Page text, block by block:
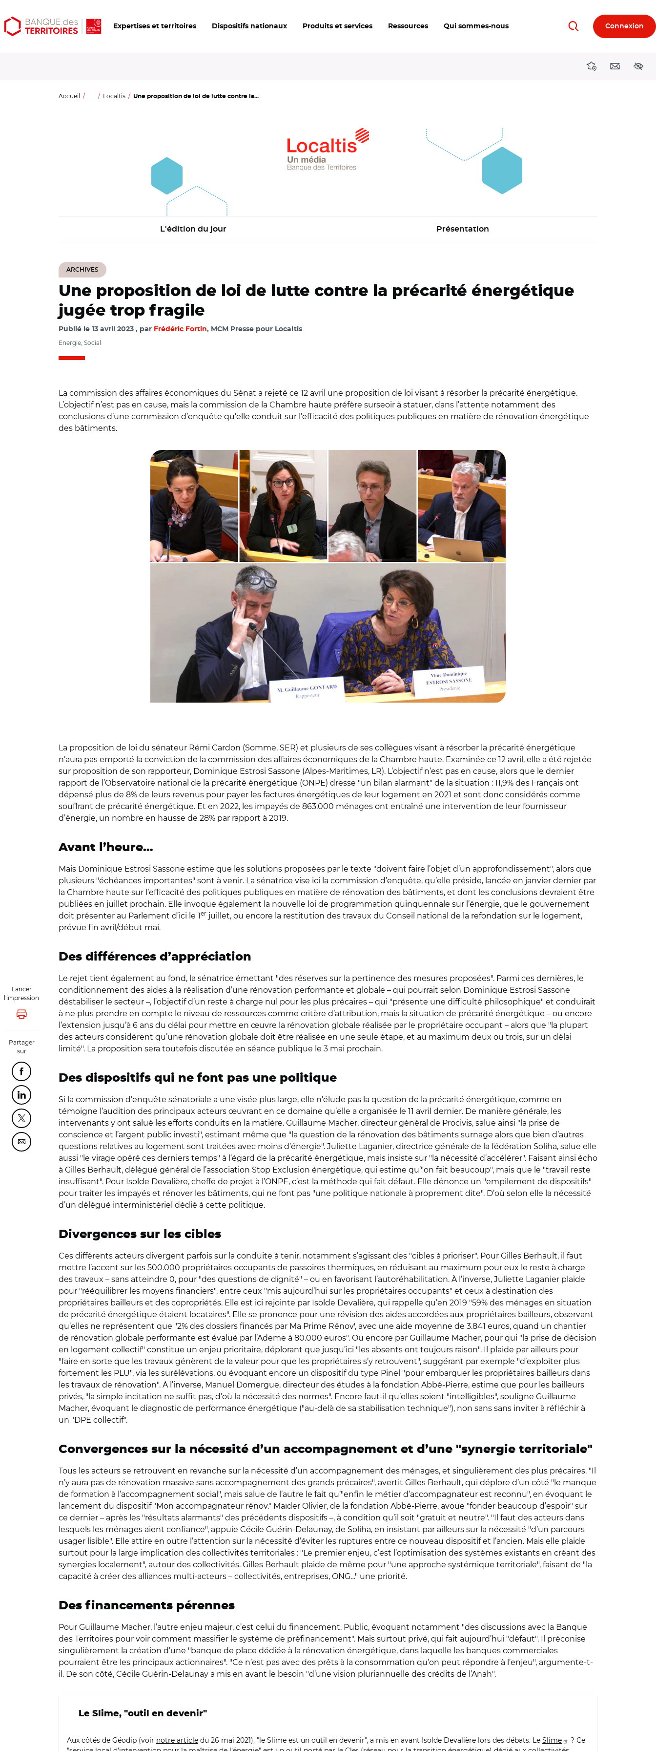
Aller
au
Aller
au
Ouvrir
les
Expertises et territoires Dispositifs nationaux Produits et services Ressources Qui sommes-nous RechercherConnexion
DirectionsContact
Accueil ... Localtis Une proposition de loi de lutte contre la...
L'édition du jour Présentation
ARCHIVES
Lancer
l'impression
Lancer l'impression
Partager
sur
Partager cette page sur Facebook
Partager cette page sur Linkedin
Partager cette page sur Twitter
Partager cette page sur Courriel
Une proposition de loi de lutte contre la précarité énergétique
jugée trop fragile
Publié le 13 avril 2023 par Frédéric Fortin, MCM Presse pour Localtis
Energie, Social
La commission des affaires économiques du Sénat a rejeté ce 12 avril une proposition de loi visant à résorber la précarité énergétique.
L’objectif n’est pas en cause, mais la commission de la Chambre haute préfère surseoir à statuer, dans l’attente notamment des
conclusions d’une commission d’enquête qu’elle conduit sur l’efficacité des politiques publiques en matière de rénovation énergétique
des bâtiments.
La proposition de loi du sénateur Rémi Cardon (Somme, SER) et plusieurs de ses collègues visant à résorber la précarité énergétique
n’aura pas emporté la conviction de la commission des affaires économiques de la Chambre haute. Examinée ce 12 avril, elle a été rejetée
sur proposition de son rapporteur, Dominique Estrosi Sassone (Alpes-Maritimes, LR). L’objectif n’est pas en cause, alors que le dernier
rapport de l’Observatoire national de la précarité énergétique (ONPE) dresse "un bilan alarmant" de la situation : 11,9% des Français ont
dépensé plus de 8% de leurs revenus pour payer les factures énergétiques de leur logement en 2021 et sont donc considérés comme
souffrant de précarité énergétique. Et en 2022, les impayés de 863.000 ménages ont entraîné une intervention de leur fournisseur
d’énergie, un nombre en hausse de 28% par rapport à 2019.
Avant l’heure…
Mais Dominique Estrosi Sassone estime que les solutions proposées par le texte "doivent faire l’objet d’un approfondissement", alors que
plusieurs "échéances importantes" sont à venir. La sénatrice vise ici la commission d’enquête, qu’elle préside, lancée en janvier dernier par
la Chambre haute sur l’efficacité des politiques publiques en matière de rénovation des bâtiments, et dont les conclusions devraient être
publiées en juillet prochain. Elle invoque également la nouvelle loi de programmation quinquennale sur l’énergie, que le gouvernement
doit présenter au Parlement d’ici le 1er juillet, ou encore la restitution des travaux du Conseil national de la refondation sur le logement,
prévue fin avril/début mai.
Des différences d’appréciation
Le rejet tient également au fond, la sénatrice émettant "des réserves sur la pertinence des mesures proposées". Parmi ces dernières, le
conditionnement des aides à la réalisation d’une rénovation performante et globale – qui pourrait selon Dominique Estrosi Sassone
déstabiliser le secteur –, l’objectif d’un reste à charge nul pour les plus précaires – qui "présente une difficulté philosophique" et conduirait
à ne plus prendre en compte le niveau de ressources comme critère d’attribution, mais la situation de précarité énergétique – ou encore
l’extension jusqu’à 6 ans du délai pour mettre en œuvre la rénovation globale réalisée par le propriétaire occupant – alors que "la plupart
des acteurs considèrent qu’une rénovation globale doit être réalisée en une seule étape, et au maximum deux ou trois, sur un délai
limité". La proposition sera toutefois discutée en séance publique le 3 mai prochain.
Des dispositifs qui ne font pas une politique
Si la commission d’enquête sénatoriale a une visée plus large, elle n’élude pas la question de la précarité énergétique, comme en
témoigne l’audition des principaux acteurs œuvrant en ce domaine qu’elle a organisée le 11 avril dernier. De manière générale, les
intervenants y ont salué les efforts conduits en la matière. Guillaume Macher, directeur général de Procivis, salue ainsi "la prise de
conscience et l’argent public investi", estimant même que "la question de la rénovation des bâtiments surnage alors que bien d’autres
questions relatives au logement sont traitées avec moins d’énergie". Juliette Laganier, directrice générale de la fédération Soliha, salue elle
aussi "le virage opéré ces derniers temps" à l’égard de la précarité énergétique, mais insiste sur "la nécessité d’accélérer". Faisant ainsi écho
à Gilles Berhault, délégué général de l’association Stop Exclusion énergétique, qui estime qu’"on fait beaucoup", mais que le "travail reste
insuffisant". Pour Isolde Devalière, cheffe de projet à l’ONPE, c’est la méthode qui fait défaut. Elle dénonce un "empilement de dispositifs"
pour traiter les impayés et rénover les bâtiments, qui ne font pas "une politique nationale à proprement dite". D’où selon elle la nécessité
d’un délégué interministériel dédié à cette politique.
Divergences sur les cibles
Ces différents acteurs divergent parfois sur la conduite à tenir, notamment s’agissant des "cibles à prioriser". Pour Gilles Berhault, il faut
mettre l’accent sur les 500.000 propriétaires occupants de passoires thermiques, en réduisant au maximum pour eux le reste à charge
des travaux – sans atteindre 0, pour "des questions de dignité" – ou en favorisant l’autoréhabilitation. À l’inverse, Juliette Laganier plaide
pour "rééquilibrer les moyens financiers", entre ceux "mis aujourd’hui sur les propriétaires occupants" et ceux à destination des
propriétaires bailleurs et des copropriétés. Elle est ici rejointe par Isolde Devalière, qui rappelle qu’en 2019 "59% des ménages en situation
de précarité énergétique étaient locataires". Elle se prononce pour une révision des aides accordées aux propriétaires bailleurs, observant
qu’elles ne représentent que "2% des dossiers financés par Ma Prime Rénov', avec une aide moyenne de 3.841 euros, quand un chantier
de rénovation globale performante est évalué par l’Ademe à 80.000 euros". Ou encore par Guillaume Macher, pour qui "la prise de décision
en logement collectif" constitue un enjeu prioritaire, déplorant que jusqu’ici "les absents ont toujours raison". Il plaide par ailleurs pour
"faire en sorte que les travaux génèrent de la valeur pour que les propriétaires s’y retrouvent", suggérant par exemple "d’exploiter plus
fortement les PLU", via les surélévations, ou évoquant encore un dispositif du type Pinel "pour embarquer les propriétaires bailleurs dans
les travaux de rénovation". À l’inverse, Manuel Domergue, directeur des études à la fondation Abbé-Pierre, estime que pour les bailleurs
privés, "la simple incitation ne suffit pas, d’où la nécessité des normes". Encore faut-il qu’elles soient "intelligibles", souligne Guillaume
Macher, évoquant le diagnostic de performance énergétique ("au-delà de sa stabilisation technique"), non sans sans inviter à réfléchir à
un "DPE collectif".
Convergences sur la nécessité d’un accompagnement et d’une "synergie territoriale"
Tous les acteurs se retrouvent en revanche sur la nécessité d’un accompagnement des ménages, et singulièrement des plus précaires. "Il
n’y aura pas de rénovation massive sans accompagnement des grands précaires", avertit Gilles Berhault, qui déplore d’un côté "le manque
de formation à l’accompagnement social", mais salue de l’autre le fait qu’"enfin le métier d’accompagnateur est reconnu", en évoquant le
lancement du dispositif "Mon accompagnateur rénov." Maïder Olivier, de la fondation Abbé-Pierre, avoue "fonder beaucoup d’espoir" sur
ce dernier – après les "résultats alarmants" des précédents dispositifs –, à condition qu’il soit "gratuit et neutre". "Il faut des acteurs dans
lesquels les ménages aient confiance", appuie Cécile Guérin-Delaunay, de Soliha, en insistant par ailleurs sur la nécessité "d’un parcours
usager lisible". Elle attire en outre l’attention sur la nécessité d’éviter les ruptures entre ce nouveau dispositif et l’ancien. Mais elle plaide
surtout pour la large implication des collectivités territoriales : "Le premier enjeu, c’est l’optimisation des systèmes existants en créant des
synergies localement", autour des collectivités. Gilles Berhault plaide de même pour "une approche systémique territoriale", faisant de "la
capacité à créer des alliances multi-acteurs – collectivités, entreprises, ONG…" une priorité.
Des financements pérennes
Pour Guillaume Macher, l’autre enjeu majeur, c’est celui du financement. Public, évoquant notamment "des discussions avec la Banque
des Territoires pour voir comment massifier le système de préfinancement". Mais surtout privé, qui fait aujourd’hui "défaut". Il préconise
singulièrement la création d’une "banque de place dédiée à la rénovation énergétique, dans laquelle les banques commerciales
pourraient être les principaux actionnaires". "Ce n’est pas avec des prêts à la consommation qu’on peut répondre à l’enjeu", argumente-t-
il. De son côté, Cécile Guérin-Delaunay a mis en avant le besoin "d’une vision pluriannuelle des crédits de l’Anah".
Le Slime, "outil en devenir"
Aux côtés de Géodip (voir notre article du 26 mai 2021), "le Slime est un outil en devenir", a mis en avant Isolde Devalière lors des débats. Le Slime
? Ce